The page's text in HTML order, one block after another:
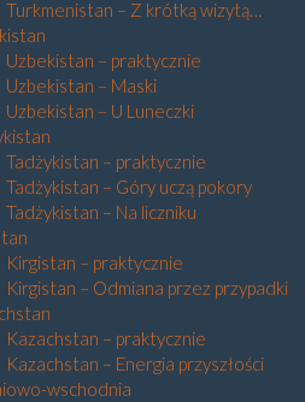
Turkmenistan – Z krótką wizytą…
Uzbekistan – praktycznie
Uzbekistan – Maski
Uzbekistan – U Luneczki
Tadżykistan – praktycznie
Tadżykistan – Góry uczą pokory
Tadżykistan – Na liczniku
Kirgistan – praktycznie
Kirgistan – Odmiana przez przypadki
Kazachstan – praktycznie
Kazachstan – Energia przyszłości
wschodnia